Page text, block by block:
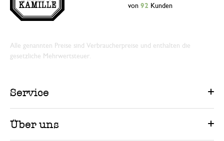
von 92 Kunden
Alle genannten Preise sind Verbraucherpreise und enthalten die
gesetzliche Mehrwertsteuer.
Service
Über uns